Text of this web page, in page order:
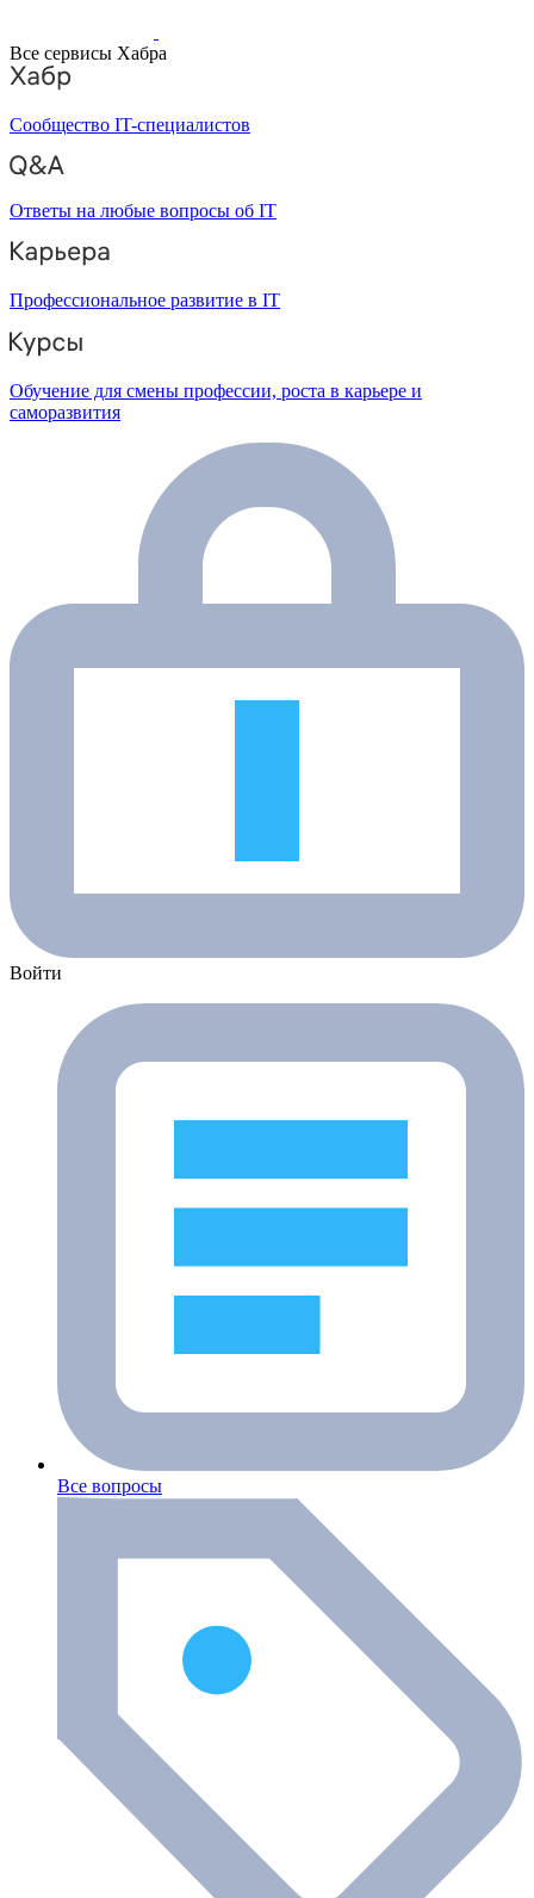
Все сервисы Хабра
Сообщество IT-специалистов
Ответы на любые вопросы об IT
Профессиональное развитие в IT
Обучение для смены профессии, роста в карьере и
саморазвития
Войти
Все вопросы